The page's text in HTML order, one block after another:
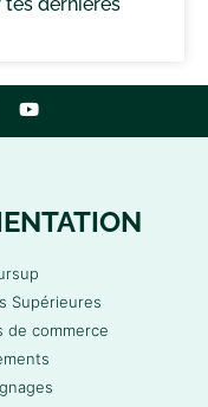
Supérieures
de commerce